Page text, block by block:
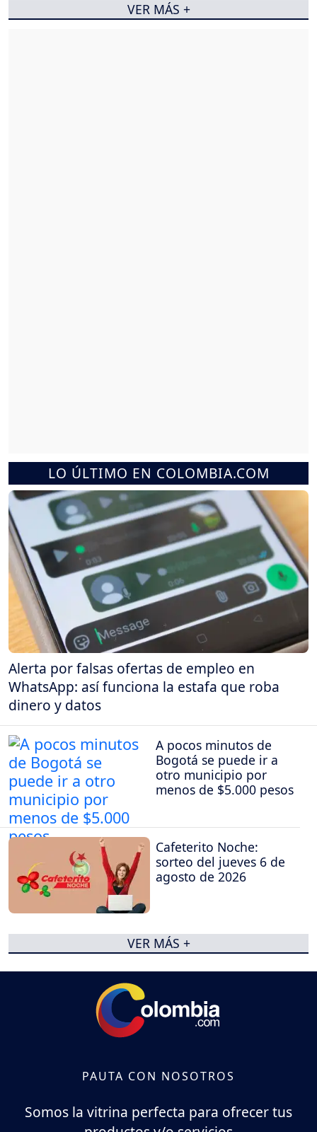
LO ÚLTIMO EN COLOMBIA.COM
Alerta por falsas ofertas de empleo en
WhatsApp: así funciona la estafa que roba
dinero y datos
A pocos minutos de
Bogotá se puede ir a
otro municipio por
menos de $5.000 pesos
Cafeterito Noche:
sorteo del jueves 6 de
agosto de 2026
VER MÁS +
VER MÁS +
PAUTA CON NOSOTROS
Somos la vitrina perfecta para ofrecer tus